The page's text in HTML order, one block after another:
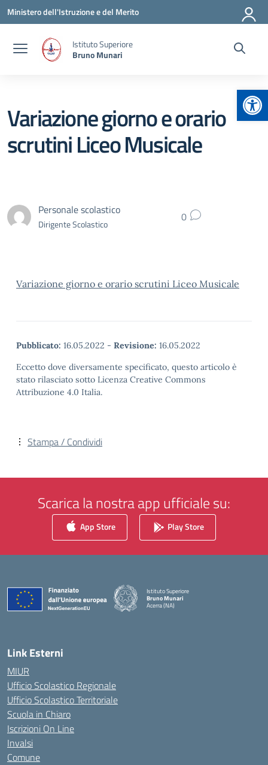
Vai ai contenuti
Vai al menu di navigazione
Vai al footer
Ministero dell'Istruzione e del Merito
Istituto Superiore
Bruno Munari
Variazione giorno e orario
scrutini Liceo Musicale
Personale scolastico
Dirigente Scolastico 0
Variazione giorno e orario scrutini Liceo Musicale
Pubblicato: 16.05.2022 - Revisione: 16.05.2022
Eccetto dove diversamente specificato, questo articolo è
stato rilasciato sotto Licenza Creative Commons
Attribuzione 4.0 Italia.
Stampa / Condividi
Scarica la nostra app ufficiale su:
App Store Play Store
Istituto Superiore
Bruno Munari
Acerra (NA)
Link Esterni
MIUR
Ufficio Scolastico Regionale
Ufficio Scolastico Territoriale
Scuola in Chiaro
Iscrizioni On Line
Invalsi
Comune